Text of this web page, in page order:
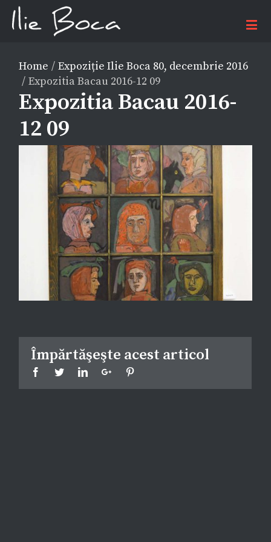
Home / Expoziție Ilie Boca 80, decembrie 2016
/ Expozitia Bacau 2016-12 09
Expozitia Bacau 2016-
12 09
Împărtăşeşte acest articol
FacebookTwitterLinkedinGoogle+